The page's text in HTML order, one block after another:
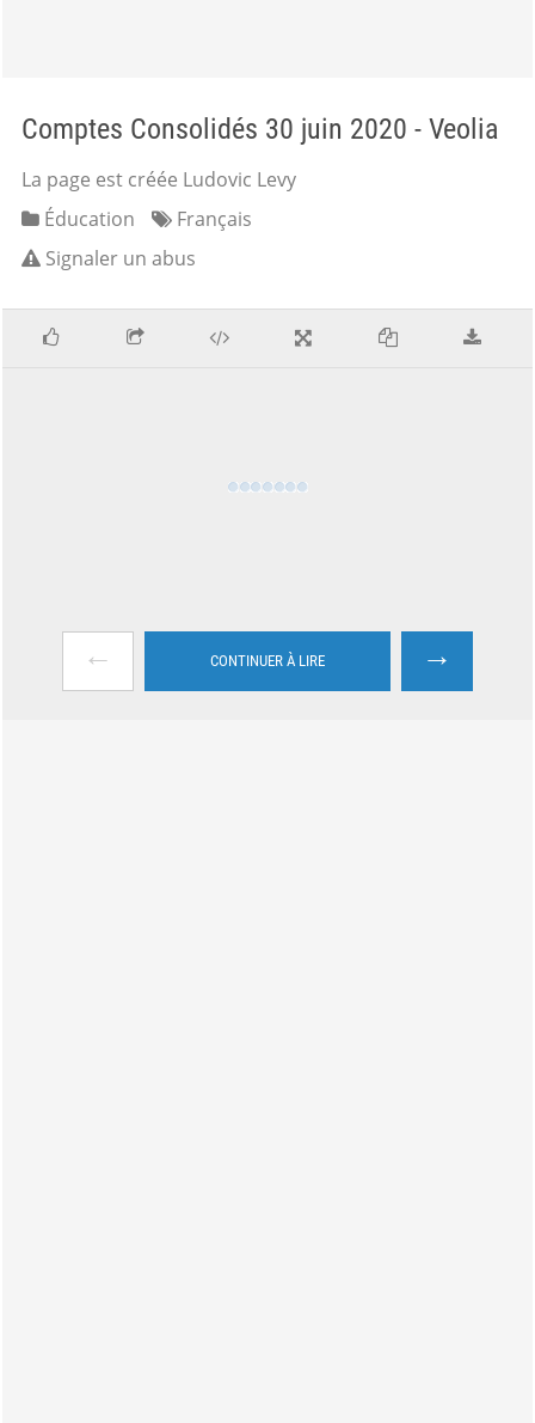
Comptes Consolidés 30 juin 2020 - Veolia
La page est créée Ludovic Levy
Éducation
Français
Signaler un abus
← CONTINUER À LIRE →